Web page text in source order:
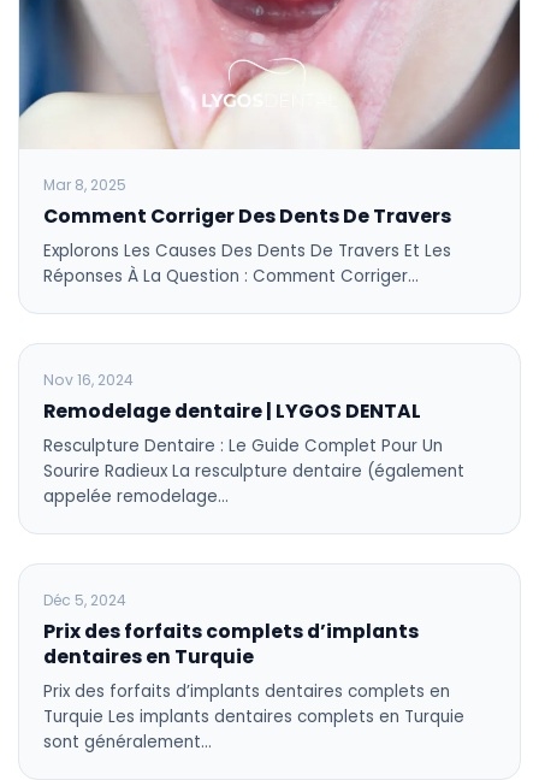
Mar 8, 2025
Comment Corriger Des Dents De Travers
Explorons Les Causes Des Dents De Travers Et Les
Réponses À La Question : Comment Corriger…
BLOG
Nov 16, 2024
Remodelage dentaire | LYGOS DENTAL
Resculpture Dentaire : Le Guide Complet Pour Un
Sourire Radieux La resculpture dentaire (également
appelée remodelage…
BLOG
Déc 5, 2024
Prix des forfaits complets d’implants
dentaires en Turquie
Prix des forfaits d’implants dentaires complets en
Turquie Les implants dentaires complets en Turquie
sont généralement…